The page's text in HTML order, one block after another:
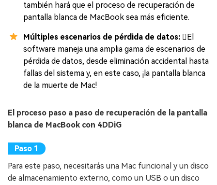
también hará que el proceso de recuperación de
pantalla blanca de MacBook sea más eficiente.
Múltiples escenarios de pérdida de datos: El
software maneja una amplia gama de escenarios de
pérdida de datos, desde eliminación accidental hasta
fallas del sistema y, en este caso, ¡la pantalla blanca
de la muerte de Mac!
El proceso paso a paso de recuperación de la pantalla
blanca de MacBook con 4DDiG
Para este paso, necesitarás una Mac funcional y un disco
de almacenamiento externo, como un USB o un disco